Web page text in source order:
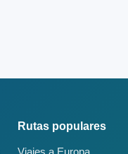
Rutas populares